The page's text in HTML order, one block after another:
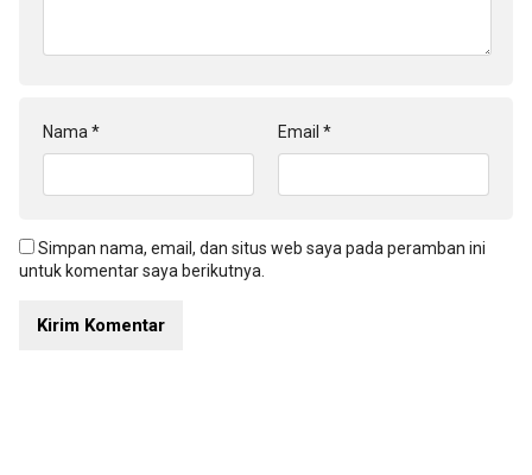
Nama * Email *
Simpan nama, email, dan situs web saya pada peramban ini
untuk komentar saya berikutnya.